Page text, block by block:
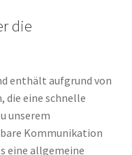
die
enthält aufgrund von
die eine schnelle
unserem
Kommunikation
eine allgemeine